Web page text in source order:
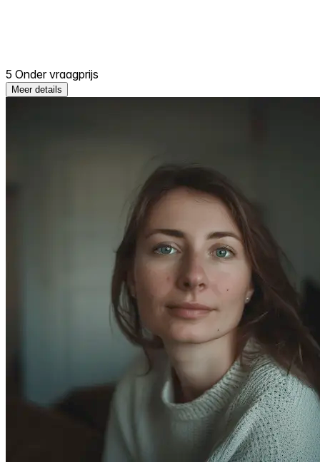
5 Onder vraagprijs
Meer details